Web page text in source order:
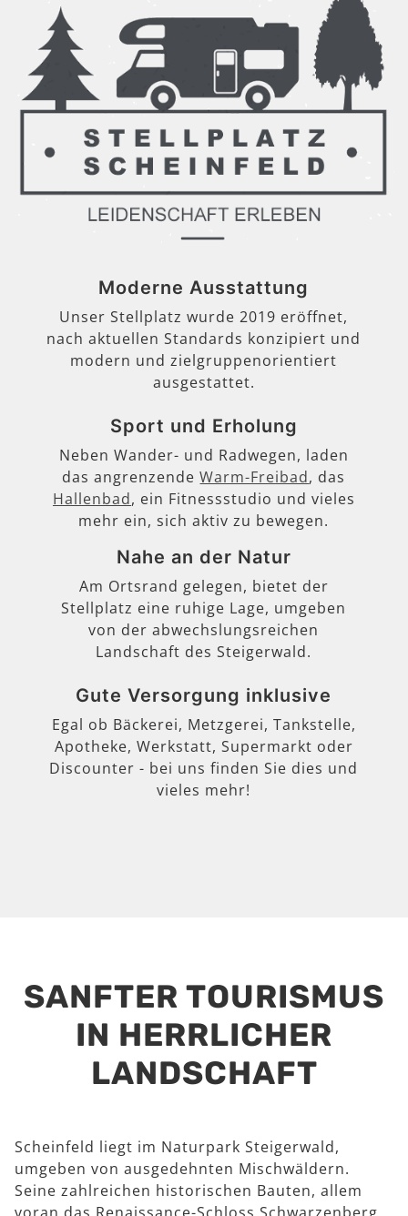
Moderne Ausstattung
Unser Stellplatz wurde 2019 eröffnet,
nach aktuellen Standards konzipiert und
modern und zielgruppenorientiert
ausgestattet.
Sport und Erholung
Neben Wander- und Radwegen, laden
das angrenzendeWarm-Freibad, das
Hallenbad, ein Fitnessstudio und vieles
mehr ein, sich aktiv zu bewegen.
Nahe an der Natur
Am Ortsrand gelegen, bietet der
Stellplatz eine ruhige Lage, umgeben
von der abwechslungsreichen
Landschaft des Steigerwald.
Gute Versorgung inklusive
Egal ob Bäckerei, Metzgerei, Tankstelle,
Apotheke, Werkstatt, Supermarkt oder
Discounter - bei uns finden Sie dies und
vieles mehr!
SANFTER TOURISMUS
IN HERRLICHER
LANDSCHAFT
Scheinfeld liegt im Naturpark Steigerwald,
umgeben von ausgedehnten Mischwäldern.
Seine zahlreichen historischen Bauten, allem